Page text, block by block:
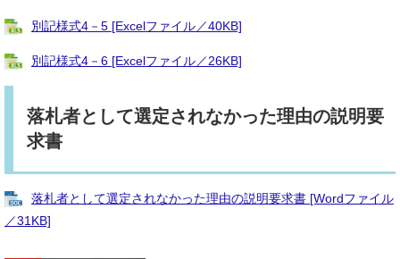
別記様式4－5 [Excelファイル／40KB]
別記様式4－6 [Excelファイル／26KB]
落札者として選定されなかった理由の説明要
求書
落札者として選定されなかった理由の説明要求書 [Wordファイル
／31KB]